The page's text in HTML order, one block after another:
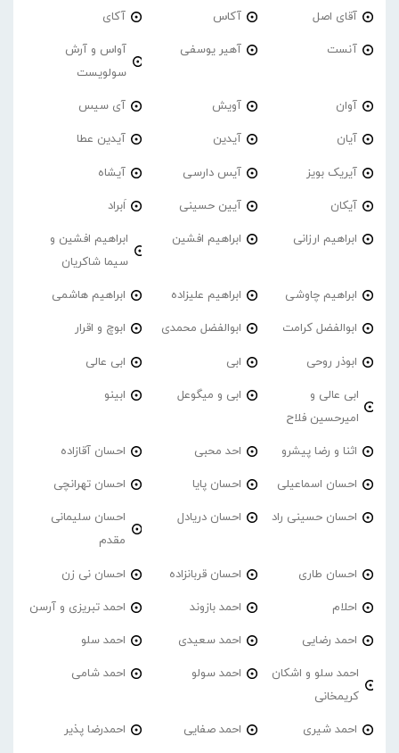
آقای اصل آکاس آکای
آنست آهیر یوسفی
آواس و آرش
سولویست
آوان آویش آی سیس
آیان آیدین آیدین عطا
آیریک بویز آیس دارسی آیشاه
آیکان آیین حسینی اَبراد
ابراهیم ارزانی ابراهیم افشین
ابراهیم افشین و
سیما شاکریان
ابراهیم چاوشی ابراهیم علیزاده ابراهیم هاشمی
ابوالفضل کرامت ابوالفضل محمدی ابوچ و اقرار
ابوذر روحی ابی ابی عالی
ابی عالی و
امیرحسین فلاح
ابی و میگوعل ابینو
اثنا و رضا پیشرو احد محبی احسان آقازاده
احسان اسماعیلی احسان پایا احسان تهرانچی
احسان حسینی راد احسان دریادل
احسان سلیمانی
مقدم
احسان طاری احسان قربانزاده احسان نی زن
احلام احمد بازوند احمد تبریزی و آرسن
احمد‌ رضایی احمد سعیدی احمد سلو
احمد سلو و اشکان
کریمخانی
احمد سولو احمد شامی
احمد شیری احمد صفایی احمدرضا پذیر